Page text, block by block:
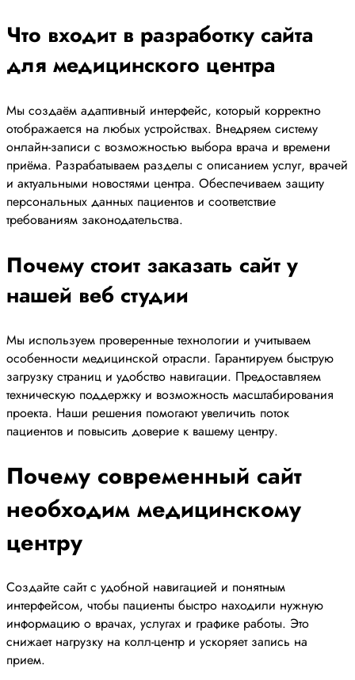
Что входит в разработку сайта
для медицинского центра
Мы создаём адаптивный интерфейс, который корректно
отображается на любых устройствах. Внедряем систему
онлайн-записи с возможностью выбора врача и времени
приёма. Разрабатываем разделы с описанием услуг, врачей
и актуальными новостями центра. Обеспечиваем защиту
персональных данных пациентов и соответствие
требованиям законодательства.
Почему стоит заказать сайт у
нашей веб студии
Мы используем проверенные технологии и учитываем
особенности медицинской отрасли. Гарантируем быструю
загрузку страниц и удобство навигации. Предоставляем
техническую поддержку и возможность масштабирования
проекта. Наши решения помогают увеличить поток
пациентов и повысить доверие к вашему центру.
Почему современный сайт
необходим медицинскому
центру
Создайте сайт с удобной навигацией и понятным
интерфейсом, чтобы пациенты быстро находили нужную
информацию о врачах, услугах и графике работы. Это
снижает нагрузку на колл-центр и ускоряет запись на
прием.